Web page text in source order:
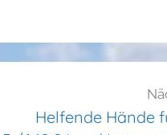
Helfende Hände